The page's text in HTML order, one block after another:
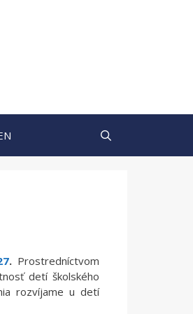
.Prostredníctvom
detí školského
rozvíjame u detí